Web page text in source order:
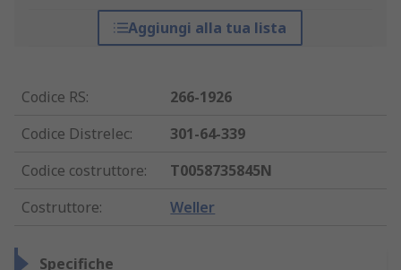
Aggiungi alla tua lista
Codice RS:
266-1926
Codice Distrelec:
301-64-339
Codice costruttore:
T0058735845N
Costruttore: Weller
Specifiche